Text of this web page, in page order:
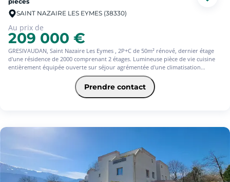
SAINT NAZAIRE LES EYMES (38330)
Au prix de
209 000 €
GRESIVAUDAN, Saint Nazaire Les Eymes , 2P+C de 50m² rénové, dernier étage
d'une résidence de 2000 comprenant 2 étages. Lumineuse pièce de vie cuisine
entièrement équipée ouverte sur séjour agrémentée d'une climatisation
réversible. Agencement fonctionnel avec volumes bien répartis, salle d'eau tout
équipée avec douche italienne, grande chambre avec placard. Terrasse + cave
commerces, transports, autoroute. Parking dans la résidence et possibilité d'un
Prendre contact